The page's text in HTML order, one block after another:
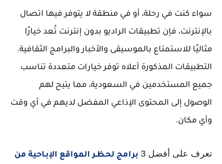
سواء كنت في رحلة، أو في منطقة لا يتوفر فيها اتصال
بالإنترنت، فإن تطبيقات الراديو بدون إنترنت تُعد خيارًا
مثاليًا للاستمتاع بالموسيقى والأخبار والبرامج الثقافية.
التطبيقات المذكورة أعلاه توفر خيارات متعددة تناسب
جميع المستخدمين في السعودية، مما يتيح لهم
الوصول إلى المحتوى الإذاعي المفضل لديهم في أي وقت
وأي مكان.
تعرف على أفضل 3
برامج لحـظـر المواقع الإبـاحية من